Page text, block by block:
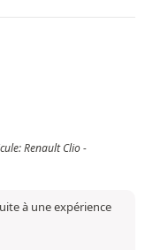
Renault Clio -
à une expérience